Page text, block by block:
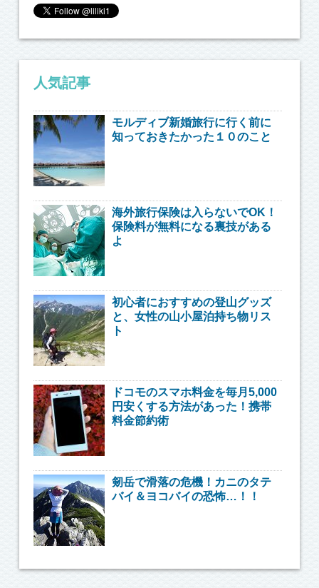
人気記事
モルディブ新婚旅行に行く前に
知っておきたかった１０のこと
海外旅行保険は入らないでOK！
保険料が無料になる裏技がある
よ
初心者におすすめの登山グッズ
と、女性の山小屋泊持ち物リス
ト
ドコモのスマホ料金を毎月5,000
円安くする方法があった！携帯
料金節約術
剱岳で滑落の危機！カニのタテ
バイ＆ヨコバイの恐怖…！！